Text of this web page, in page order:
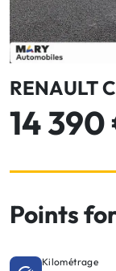
RENAULT
14
Points
Kilométrage